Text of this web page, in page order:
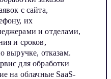
с сайта,
их
и отделами,
и сроков,
выручке, отказам.
для обработки
на облачные SaaS-